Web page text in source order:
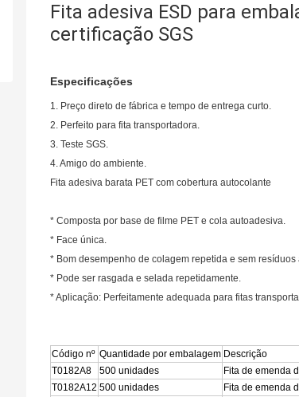
Fita adesiva ESD para
certificação SGS
Especificações
1. Preço direto de fábrica e tempo de entrega curto.
2. Perfeito para fita transportadora.
3. Teste SGS.
4. Amigo do ambiente.
Fita adesiva barata PET com cobertura autocolante
* Composta por base de filme PET e cola autoadesiva.
* Face única.
* Bom desempenho de colagem repetida e sem resíduos
* Pode ser rasgada e selada repetidamente.
* Aplicação: Perfeitamente adequada para fitas
Código nº Quantidade por embalagem Descrição
T0182A8
500 unidades Fita de emenda
T0182A12 500 unidades Fita de emenda